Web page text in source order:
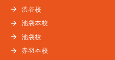
渋谷校
池袋本校
池袋校
赤羽本校